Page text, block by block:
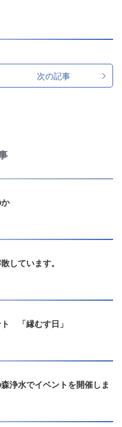
次の記事
しています。
「縁むす日」
浄水でイベントを開催しま